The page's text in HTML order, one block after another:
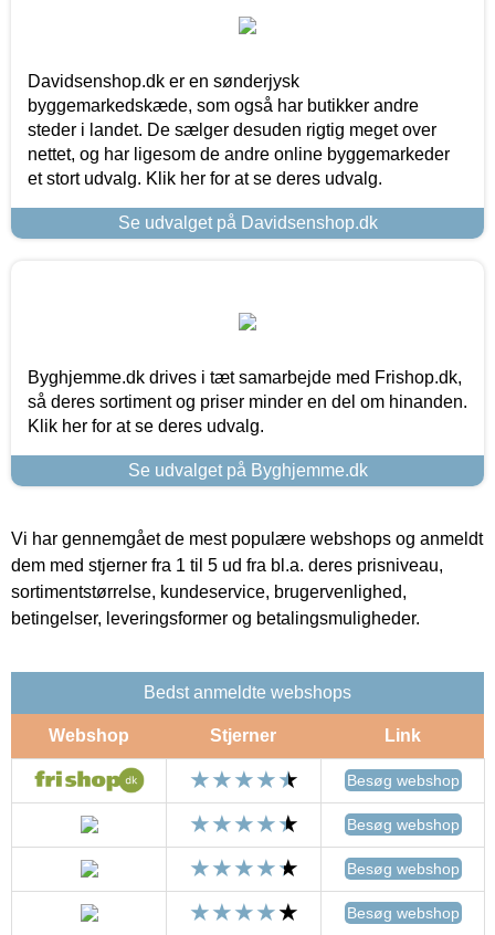
Davidsenshop.dk er en sønderjysk
byggemarkedskæde, som også har butikker andre
steder i landet. De sælger desuden rigtig meget over
nettet, og har ligesom de andre online byggemarkeder
et stort udvalg. Klik her for at se deres udvalg.
Se udvalget på Davidsenshop.dk
Byghjemme.dk drives i tæt samarbejde med Frishop.dk,
så deres sortiment og priser minder en del om hinanden.
Klik her for at se deres udvalg.
Se udvalget på Byghjemme.dk
Vi har gennemgået de mest populære webshops og anmeldt
dem med stjerner fra 1 til 5 ud fra bl.a. deres prisniveau,
sortimentstørrelse, kundeservice, brugervenlighed,
betingelser, leveringsformer og betalingsmuligheder.
Bedst anmeldte webshops
Webshop Stjerner Link
Besøg webshop
Besøg webshop
Besøg webshop
Besøg webshop